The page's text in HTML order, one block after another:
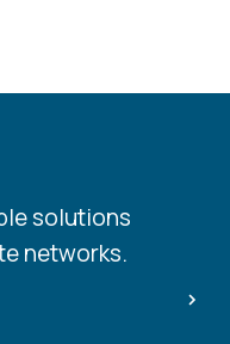
solutions
networks.